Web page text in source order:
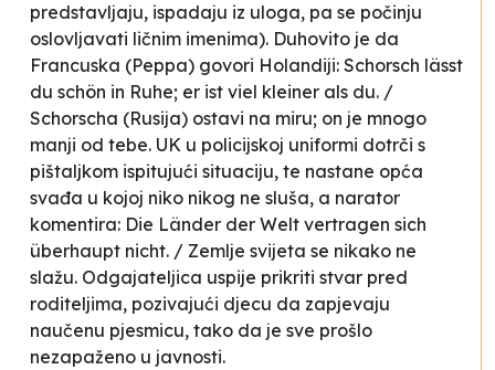
predstavljaju, ispadaju iz uloga, pa se počinju
oslovljavati ličnim imenima). Duhovito je da
Francuska (Peppa) govori Holandiji: Schorsch lässt
du schön in Ruhe; er ist viel kleiner als du. /
Schorscha (Rusija) ostavi na miru; on je mnogo
manji od tebe. UK u policijskoj uniformi dotrči s
pištaljkom ispitujući situaciju, te nastane opća
svađa u kojoj niko nikog ne sluša, a narator
komentira: Die Länder der Welt vertragen sich
überhaupt nicht. / Zemlje svijeta se nikako ne
slažu. Odgajateljica uspije prikriti stvar pred
roditeljima, pozivajući djecu da zapjevaju
naučenu pjesmicu, tako da je sve prošlo
nezapaženo u javnosti.